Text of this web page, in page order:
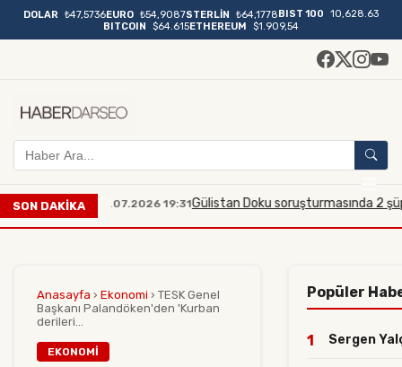
DOLAR ₺47,5736EURO ₺54,9087STERLİN ₺64,1778BIST 100
10,628.63
BITCOIN
$64.615ETHEREUM $1.909,54
SON DAKİKA
23.07.2026 19:31Gülistan Doku soruşturmasında 2 şüpheli
Anasayfa › Ekonomi › TESK Genel
Başkanı Palandöken'den 'Kurban
derileri...
EKONOMI
Popüler
1 Sergen